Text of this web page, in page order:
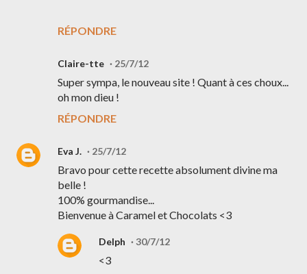
RÉPONDRE
Claire-tte 25/7/12
Super sympa, le nouveau site ! Quant à ces choux...
oh mon dieu !
RÉPONDRE
Eva J. 25/7/12
Bravo pour cette recette absolument divine ma
belle !
100% gourmandise...
Bienvenue à Caramel et Chocolats <3
Delph 30/7/12
<3